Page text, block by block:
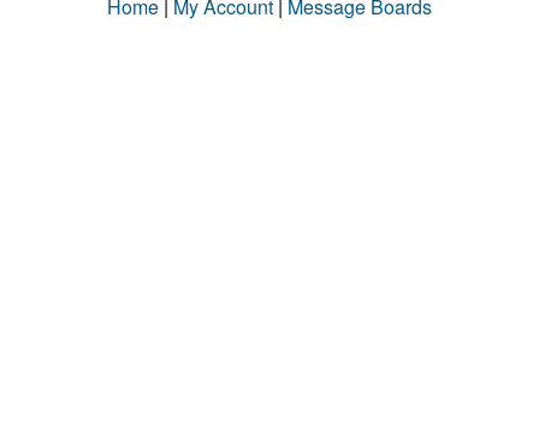
Home | My Account | Message Boards